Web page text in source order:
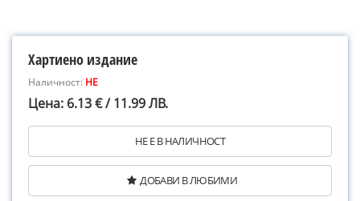
Хартиено издание
Наличност: НЕ
Цена: 6.13 € / 11.99 ЛВ.
НЕ Е В НАЛИЧНОСТ
ДОБАВИ В ЛЮБИМИ